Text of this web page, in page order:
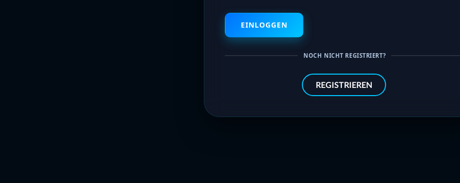
NOCH NICHT REGISTRIERT?
REGISTRIEREN